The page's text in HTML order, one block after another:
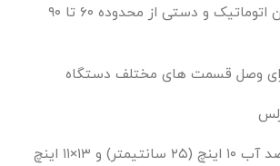
دارای بالانس زمین اتوماتیک و دستی از محدوده ۶۰ تا ۹۰
وصل قسمت های مختلف دستگاه
دارای کویل های ضد آب ۱۰ اینچ (۲۵ سانتیمتر) و ۱۳×۱۱ اینچ